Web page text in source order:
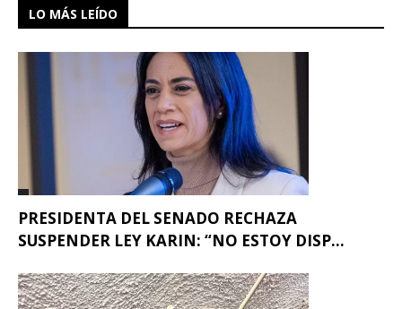
LO MÁS LEÍDO
PRESIDENTA DEL SENADO RECHAZA
SUSPENDER LEY KARIN: “NO ESTOY DISP...